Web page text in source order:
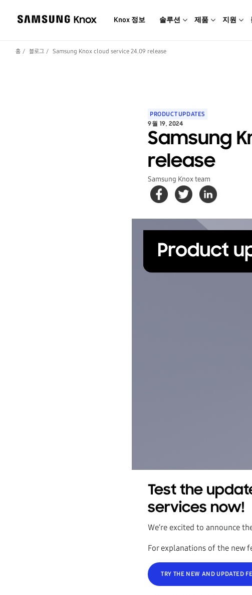
Knox 정보 솔루션 제품 지원
홈 블로그 Samsung Knox cloud service 24.09 release
PRODUCT UPDATES
9월 19, 2024
Samsung
release
Samsung Knox team
Test the
services now!
We’re excited to announce
For explanations of the new
TRY THE NEW AND UPDATED